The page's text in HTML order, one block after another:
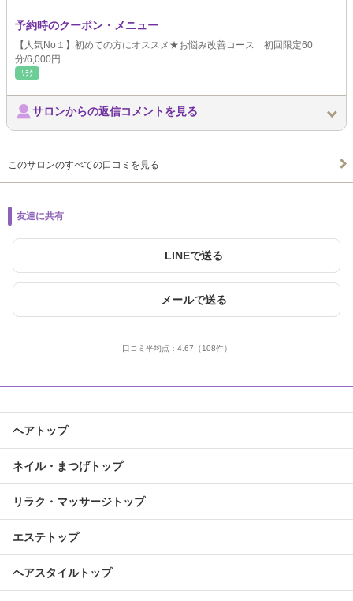
予約時のクーポン・メニュー
【人気No１】初めての方にオススメ★お悩み改善コース 初回限定60
分/6,000円
ﾘﾗｸ
サロンからの返信コメントを見る
このサロンのすべての口コミを見る
友達に共有
LINEで送る
メールで送る
口コミ平均点： 4.67 （108件）
ヘアトップ
ネイル・まつげトップ
リラク・マッサージトップ
エステトップ
ヘアスタイルトップ